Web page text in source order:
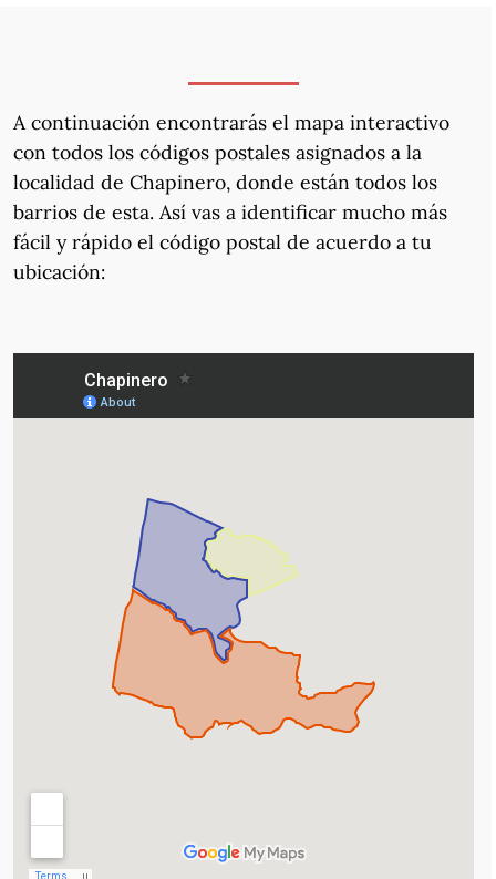
A continuación encontrarás el mapa interactivo
con todos los códigos postales asignados a la
localidad de Chapinero, donde están todos los
barrios de esta. Así vas a identificar mucho más
fácil y rápido el código postal de acuerdo a tu
ubicación: